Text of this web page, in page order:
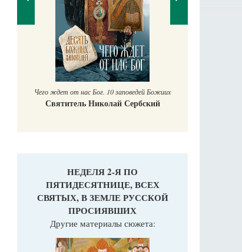
Чего ждет от нас Бог. 10 заповедей Божиих
Святитель Николай Сербский
НЕДЕЛЯ 2-Я ПО
ПЯТИДЕСЯТНИЦЕ, ВСЕХ
СВЯТЫХ, В ЗЕМЛЕ РУССКОЙ
ПРОСИЯВШИХ
Другие материалы сюжета: